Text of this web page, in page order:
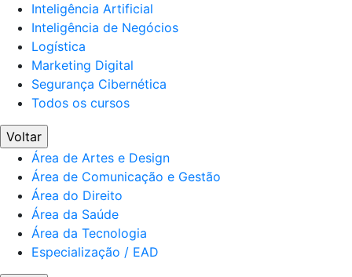
Inteligência Artificial
Inteligência de Negócios
Logística
Marketing Digital
Segurança Cibernética
Todos os cursos
Voltar
Área de Artes e Design
Área de Comunicação e Gestão
Área do Direito
Área da Saúde
Área da Tecnologia
Especialização / EAD